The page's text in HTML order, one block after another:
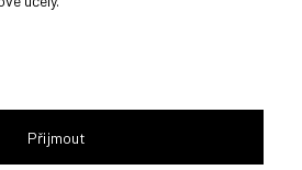
Přijmout